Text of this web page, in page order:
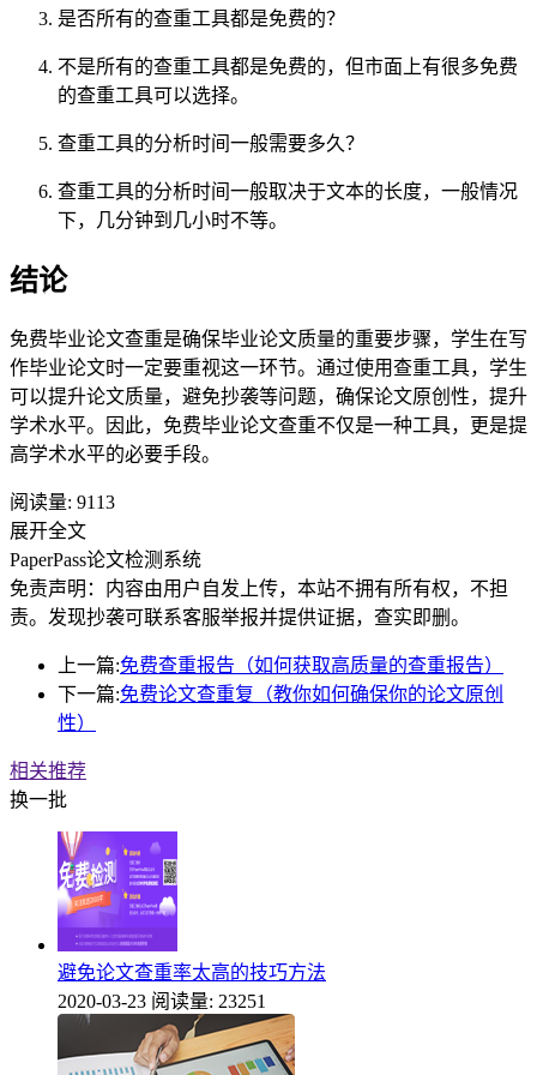
是否所有的查重工具都是免费的？
不是所有的查重工具都是免费的，但市面上有很多免费
的查重工具可以选择。
查重工具的分析时间一般需要多久？
查重工具的分析时间一般取决于文本的长度，一般情况
下，几分钟到几小时不等。
结论
免费毕业论文查重是确保毕业论文质量的重要步骤，学生在写
作毕业论文时一定要重视这一环节。通过使用查重工具，学生
可以提升论文质量，避免抄袭等问题，确保论文原创性，提升
学术水平。因此，免费毕业论文查重不仅是一种工具，更是提
高学术水平的必要手段。
阅读量: 9113
展开全文
PaperPass论文检测系统
免责声明：内容由用户自发上传，本站不拥有所有权，不担
责。发现抄袭可联系客服举报并提供证据，查实即删。
上一篇:免费查重报告（如何获取高质量的查重报告）
下一篇:免费论文查重复（教你如何确保你的论文原创
性）
相关推荐
换一批
避免论文查重率太高的技巧方法
2020-03-23 阅读量: 23251